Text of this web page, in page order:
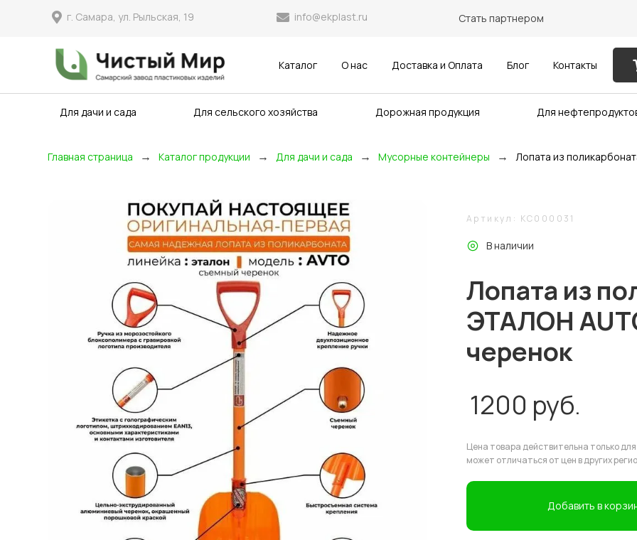
г. Самара, ул. Рыльская, 19 info@ekplast.ru Стать партнером
Каталог О нас Доставка и Оплата Блог Контакты
Для дачи и сада Для сельского хозяйства Дорожная продукция Для
Главная страница → Каталог продукции → Для дачи и сада → Мусорные контейнеры → Лопата из
Артикул: KC000031
В наличии
Лопата из
ЭТАЛОН
черенок
1200 руб.
Цена товара действительна только
может отличаться от цен в других
Добавить в